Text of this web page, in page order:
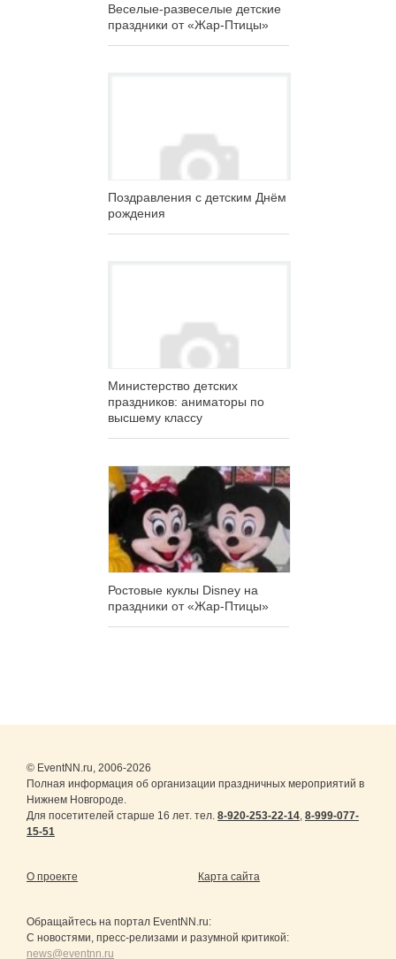
Веселые-развеселые детские
праздники от «Жар-Птицы»
Поздравления с детским Днём
рождения
Министерство детских
праздников: аниматоры по
высшему классу
Ростовые куклы Disney на
праздники от «Жар-Птицы»
© EventNN.ru, 2006-2026
Полная информация об организации праздничных мероприятий в
Нижнем Новгороде.
Для посетителей старше 16 лет. тел. 8-920-253-22-14, 8-999-077-
15-51
О проекте Карта сайта
Обращайтесь на портал EventNN.ru:
С новостями, пресс-релизами и разумной критикой:
news@eventnn.ru